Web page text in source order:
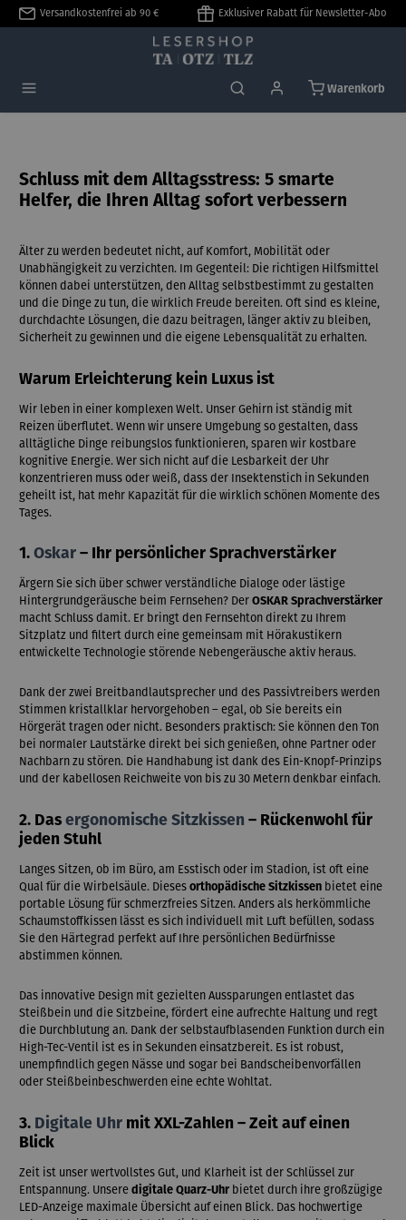
springen
Versandkostenfrei ab 90 € Exklusiver Rabatt für Newsletter-Abo
Warenkorb
Schluss mit dem Alltagsstress: 5 smarte
Helfer, die Ihren Alltag sofort verbessern
Älter zu werden bedeutet nicht, auf Komfort, Mobilität oder
Unabhängigkeit zu verzichten. Im Gegenteil: Die richtigen Hilfsmittel
können dabei unterstützen, den Alltag selbstbestimmt zu gestalten
und die Dinge zu tun, die wirklich Freude bereiten. Oft sind es kleine,
durchdachte Lösungen, die dazu beitragen, länger aktiv zu bleiben,
Sicherheit zu gewinnen und die eigene Lebensqualität zu erhalten.
Warum Erleichterung kein Luxus ist
Wir leben in einer komplexen Welt. Unser Gehirn ist ständig mit
Reizen überflutet. Wenn wir unsere Umgebung so gestalten, dass
alltägliche Dinge reibungslos funktionieren, sparen wir kostbare
kognitive Energie. Wer sich nicht auf die Lesbarkeit der Uhr
konzentrieren muss oder weiß, dass der Insektenstich in Sekunden
geheilt ist, hat mehr Kapazität für die wirklich schönen Momente des
Tages.
1.Oskar– Ihr persönlicher Sprachverstärker
Ärgern Sie sich über schwer verständliche Dialoge oder lästige
Hintergrundgeräusche beim Fernsehen? Der OSKAR Sprachverstärker
macht Schluss damit. Er bringt den Fernsehton direkt zu Ihrem
Sitzplatz und filtert durch eine gemeinsam mit Hörakustikern
entwickelte Technologie störende Nebengeräusche aktiv heraus.
Dank der zwei Breitbandlautsprecher und des Passivtreibers werden
Stimmen kristallklar hervorgehoben – egal, ob Sie bereits ein
Hörgerät tragen oder nicht. Besonders praktisch: Sie können den Ton
bei normaler Lautstärke direkt bei sich genießen, ohne Partner oder
Nachbarn zu stören. Die Handhabung ist dank des Ein-Knopf-Prinzips
und der kabellosen Reichweite von bis zu 30 Metern denkbar einfach.
2. Dasergonomische Sitzkissen – Rückenwohl für
jeden Stuhl
Langes Sitzen, ob im Büro, am Esstisch oder im Stadion, ist oft eine
Qual für die Wirbelsäule. Dieses orthopädische Sitzkissen bietet eine
portable Lösung für schmerzfreies Sitzen. Anders als herkömmliche
Schaumstoffkissen lässt es sich individuell mit Luft befüllen, sodass
Sie den Härtegrad perfekt auf Ihre persönlichen Bedürfnisse
abstimmen können.
Das innovative Design mit gezielten Aussparungen entlastet das
Steißbein und die Sitzbeine, fördert eine aufrechte Haltung und regt
die Durchblutung an. Dank der selbstaufblasenden Funktion durch ein
High-Tec-Ventil ist es in Sekunden einsatzbereit. Es ist robust,
unempfindlich gegen Nässe und sogar bei Bandscheibenvorfällen
oder Steißbeinbeschwerden eine echte Wohltat.
3. Digitale Uhr mit XXL-Zahlen – Zeit auf einen
Blick
Zeit ist unser wertvollstes Gut, und Klarheit ist der Schlüssel zur
Entspannung. Unsere digitale Quarz-Uhr bietet durch ihre großzügige
LED-Anzeige maximale Übersicht auf einen Blick. Das hochwertige